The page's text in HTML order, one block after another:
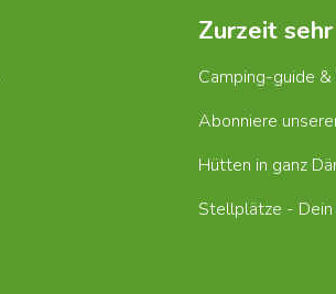
Zurzeit
Camping-guide
Abonniere
Hütten in ganz
Stellplätze -